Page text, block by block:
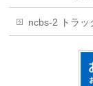
ncbs-2 トラッ